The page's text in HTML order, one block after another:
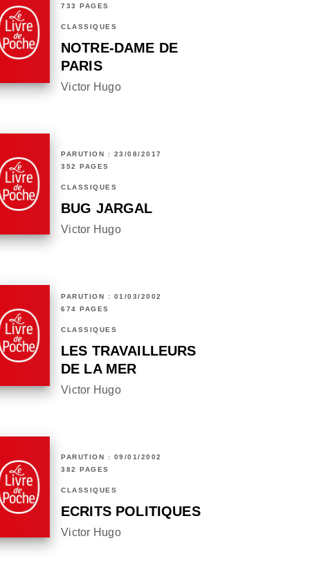
733 PAGES
CLASSIQUES
NOTRE-DAME DE
PARIS
Victor Hugo
PARUTION : 23/08/2017
352 PAGES
CLASSIQUES
BUG JARGAL
Victor Hugo
PARUTION : 01/03/2002
674 PAGES
CLASSIQUES
LES TRAVAILLEURS
DE LA MER
Victor Hugo
PARUTION : 09/01/2002
382 PAGES
CLASSIQUES
ECRITS POLITIQUES
Victor Hugo